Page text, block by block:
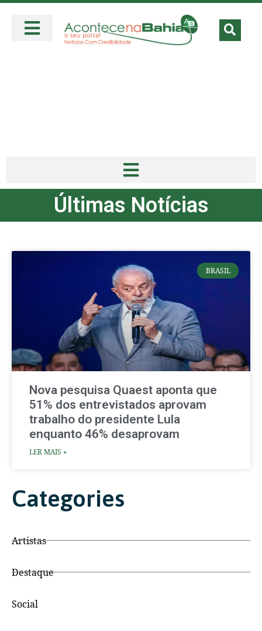
Últimas Notícias
BRASIL
Nova pesquisa Quaest aponta que
51% dos entrevistados aprovam
trabalho do presidente Lula
enquanto 46% desaprovam
LER MAIS »
Categories
Artistas
Destaque
Social